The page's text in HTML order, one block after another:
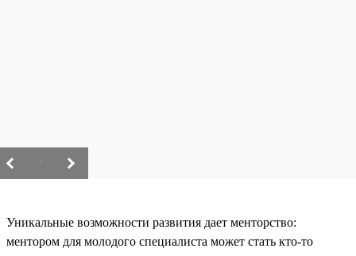
Уникальные возможности развития дает менторство:
ментором для молодого специалиста может стать кто-то